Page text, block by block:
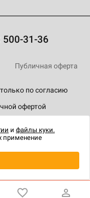
31-36
по согласию
офертой
Публичная оферта
и файлы куки.
применение